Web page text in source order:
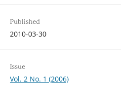
Published
2010-03-30
Issue
Vol. 2 No. 1 (2006)